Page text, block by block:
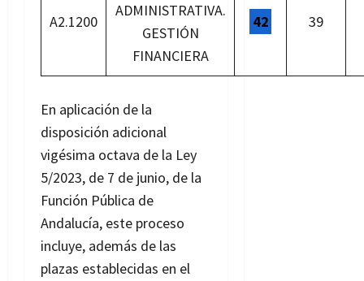
A2.1200
ADMINISTRATIVA.
GESTIÓN
FINANCIERA
42 39
En aplicación de la
disposición adicional
vigésima octava de la Ley
5/2023, de 7 de junio, de la
Función Pública de
Andalucía, este proceso
incluye, además de las
plazas establecidas en el